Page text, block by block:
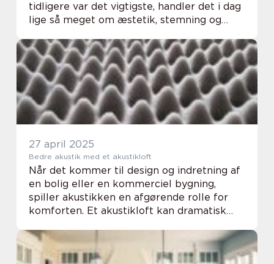
tidligere var det vigtigste, handler det i dag
lige så meget om æstetik, stemning og
vores hjem – vi u...
27 april 2025
Bedre akustik med et akustikloft
Når det kommer til design og indretning af
en bolig eller en kommerciel bygning,
spiller akustikken en afgørende rolle for
komforten. Et akustikloft kan dramatisk
reducere ekko og støjniveau,...